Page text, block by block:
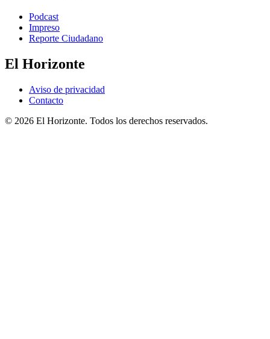
Podcast
Impreso
Reporte Ciudadano
El Horizonte
Aviso de privacidad
Contacto
© 2026 El Horizonte. Todos los derechos reservados.